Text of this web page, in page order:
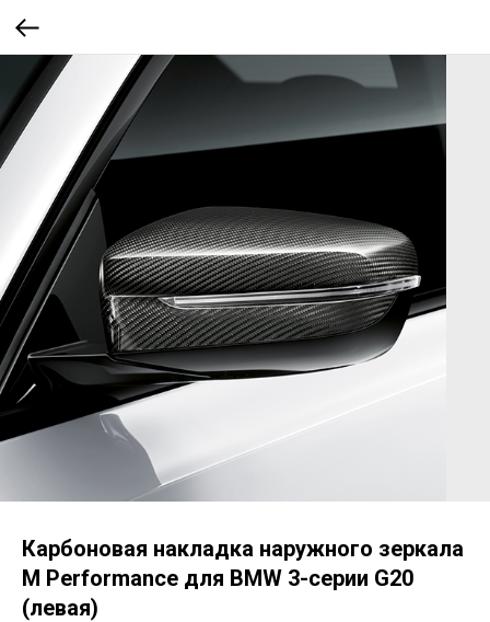
Карбоновая накладка наружного зеркала
M Performance для BMW 3-серии G20
(левая)